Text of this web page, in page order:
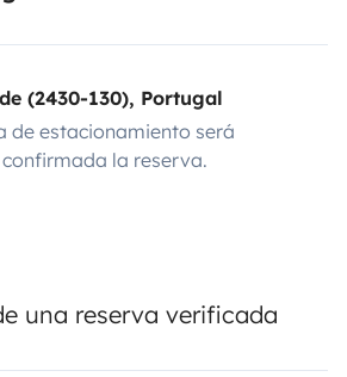
(2430-130), Portugal
de estacionamiento será
la reserva.
una reserva verificada